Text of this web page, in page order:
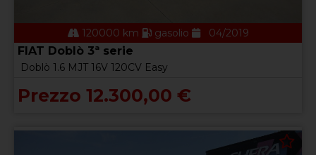
120000 km gasolio 04/2019
FIAT Doblò 3ª serie
Doblò 1.6 MJT 16V 120CV Easy
Prezzo 12.300,00 €